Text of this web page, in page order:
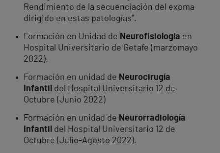
Rendimiento de la secuenciación del exoma
dirigido en estas patologías”.
Formación en Unidad de Neurofisiología en
Hospital Universitario de Getafe (marzomayo
2022).
Formación en unidad de Neurocirugía
Infantil
del Hospital Universitario 12 de
Octubre (Junio 2022)
Formación en unidad de Neurorradiología
Infantil
del Hospital Universitario 12 de
Octubre (Julio-Agosto 2022).